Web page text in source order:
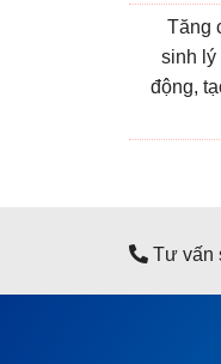
Tăng
sinh lý
động,
Tư vấn